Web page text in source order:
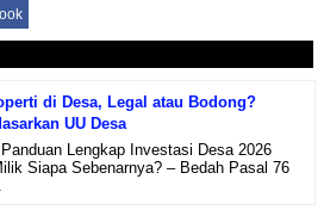
di Desa, Legal atau Bodong?
UU Desa
Lengkap Investasi Desa 2026
Siapa Sebenarnya? – Bedah Pasal 76